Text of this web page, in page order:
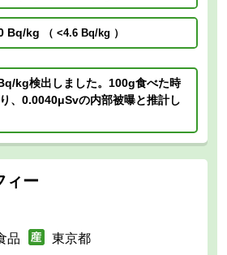
Bq/kg （ <4.6 Bq/kg ）
kg検出しました。100g食べた時
、0.0040μSvの内部被曝と推計し
ィー
品
東京都